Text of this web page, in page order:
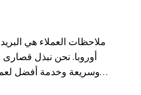
ملاحظات العملاء هي
أوروبا. نحن نبذل قصارى
وسريعة وخدمة أفضل